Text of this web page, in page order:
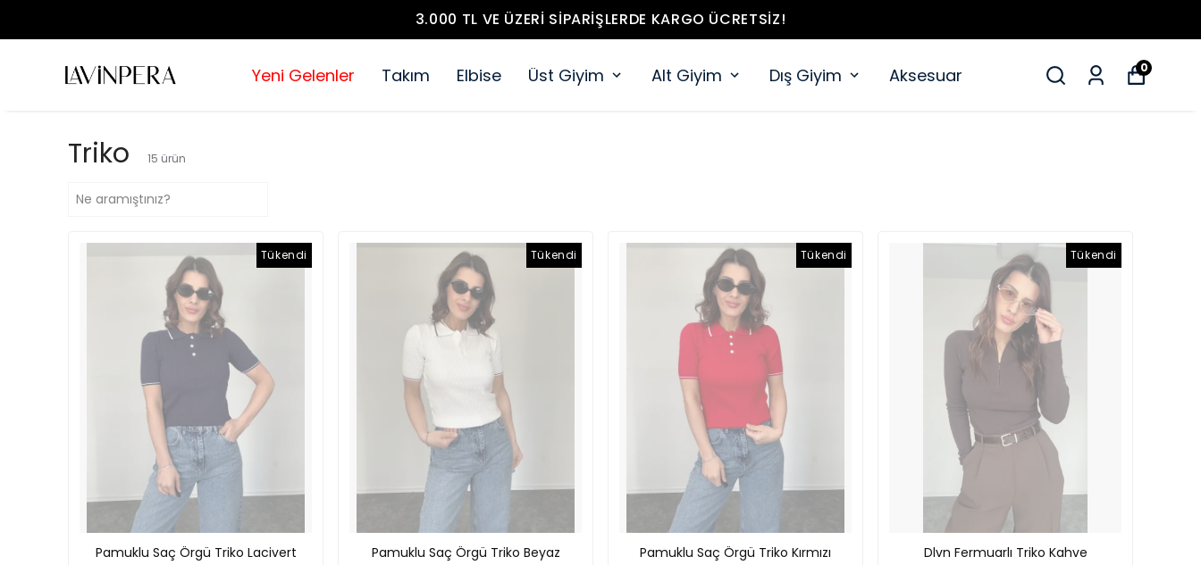
3.000 TL VE ÜZERI SIPARIŞLERDE KARGO ÜCRETSIZ!
Yeni Gelenler Takım Elbise Üst Giyim Alt Giyim Dış Giyim Aksesuar 0
Triko 15 ürün
Tükendi
Pamuklu Saç Örgü Triko Lacivert
Tükendi
Pamuklu Saç Örgü Triko Beyaz
Tükendi
Pamuklu Saç Örgü Triko Kırmızı
Tükendi
Dlvn Fermuarlı Triko Kahve